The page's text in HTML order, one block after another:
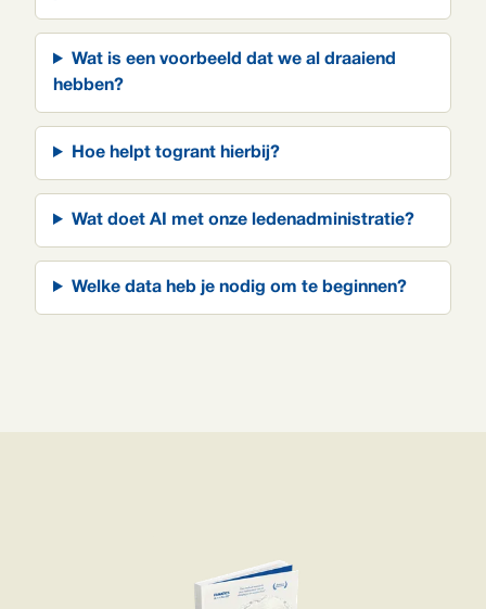
Wat is een voorbeeld dat we al draaiend
hebben?
Hoe helpt togrant hierbij?
Wat doet AI met onze ledenadministratie?
Welke data heb je nodig om te beginnen?